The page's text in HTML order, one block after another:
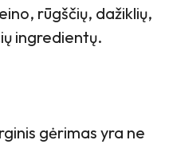
rūgščių, dažiklių,
ingredientų.
gėrimas yra ne